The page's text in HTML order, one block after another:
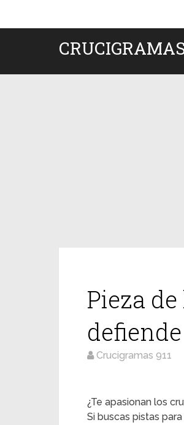
Pieza
Crucigramas 911
¿Te apasionan los
Si buscas pistas